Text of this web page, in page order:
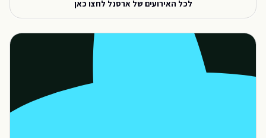
לכל האירועים של ארסנל לחצו כאן